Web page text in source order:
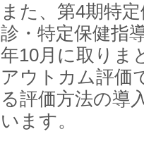
また、第4期特
診・特定保健指
年10月に取りま
アウトカム評価
る評価方法の導
います。